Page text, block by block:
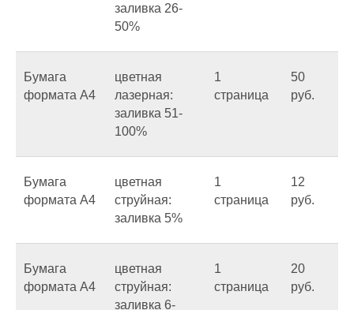
заливка 26-
50%
Бумага
формата А4
цветная
лазерная:
заливка 51-
100%
1
страница
50
руб.
Бумага
формата А4
цветная
струйная:
заливка 5%
1
страница
12
руб.
Бумага
формата А4
цветная
струйная:
заливка 6-
1
страница
20
руб.